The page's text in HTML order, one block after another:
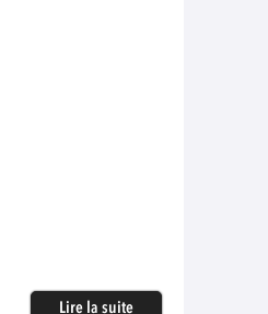
Lire la suite